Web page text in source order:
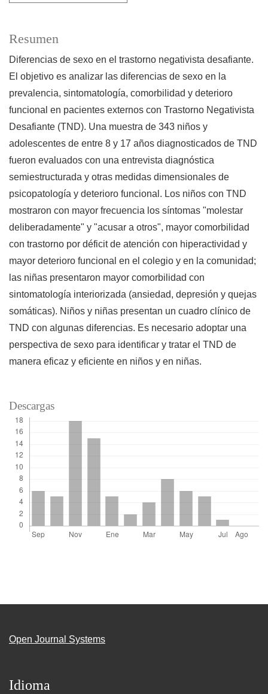
Resumen
Diferencias de sexo en el trastorno negativista desafiante.
El objetivo es analizar las diferencias de sexo en la
prevalencia, sintomatología, comorbilidad y deterioro
funcional en pacientes externos con Trastorno Negativista
Desafiante (TND). Una muestra de 343 niños y
adolescentes de entre 8 y 17 años diagnosticados de TND
fueron evaluados con una entrevista diagnóstica
semiestructurada y otras medidas dimensionales de
psicopatología y deterioro funcional. Los niños con TND
mostraron con mayor frecuencia los síntomas "molestar
deliberadamente" y "acusar a otros", mayor comorbilidad
con trastorno por déficit de atención con hiperactividad y
mayor deterioro funcional en el colegio y en la comunidad;
las niñas presentaron mayor comorbilidad con
sintomatología interiorizada (ansiedad, depresión y quejas
somáticas). Niños y niñas presentan un cuadro clínico de
TND con algunas diferencias. Es necesario adoptar una
perspectiva de sexo para identificar y tratar el TND de
manera eficaz y eficiente en niños y en niñas.
Descargas
Open Journal Systems
Idioma